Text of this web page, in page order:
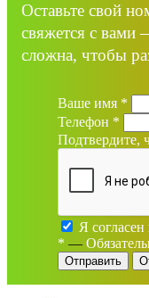
Оставьте свой
свяжется с
сложна, чтобы
Ваше имя *
Телефон *
Подтвердите,
Я согласен
* —